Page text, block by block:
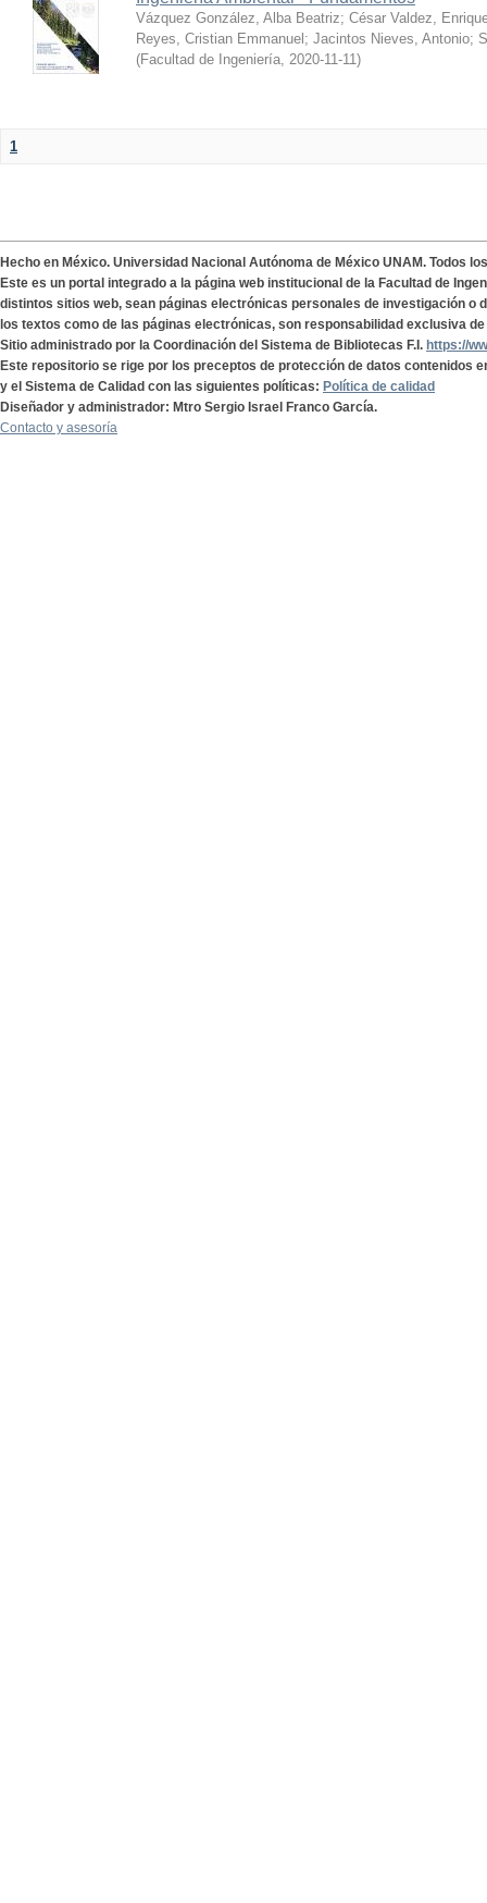
Vázquez González, Alba Beatriz; César Valdez,
Reyes, Cristian Emmanuel ; Jacintos Nieves, Antonio;
(Facultad de Ingeniería, 2020-11-11)
1
Hecho en México. Universidad Nacional Autónoma de México UNAM. Todos
Este es un portal integrado a la página web institucional de la Facultad de
distintos sitios web, sean páginas electrónicas personales de investigación o
los textos como de las páginas electrónicas, son responsabilidad exclusiva
Sitio administrado por la Coordinación del Sistema de Bibliotecas F.I. https://
Este repositorio se rige por los preceptos de protección de datos contenidos
y el Sistema de Calidad con las siguientes políticas: Política de calidad
Diseñador y administrador: Mtro Sergio Israel Franco García.
Contacto y asesoría